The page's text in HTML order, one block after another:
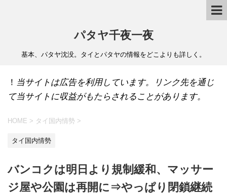
パタヤ千夜一夜
基本、パタヤ沈没。タイとパタヤの情報をどこよりも詳しく。
！ 当サイトは広告を利用しています。リンク先を通じ
て当サイトに収益がもたらされることがあります。
HOME > タイ国内情勢 >
タイ国内情勢
バンコクは明日より規制緩和、マッサー
ジ屋や公園は再開に⇒やっぱり閉鎖継続